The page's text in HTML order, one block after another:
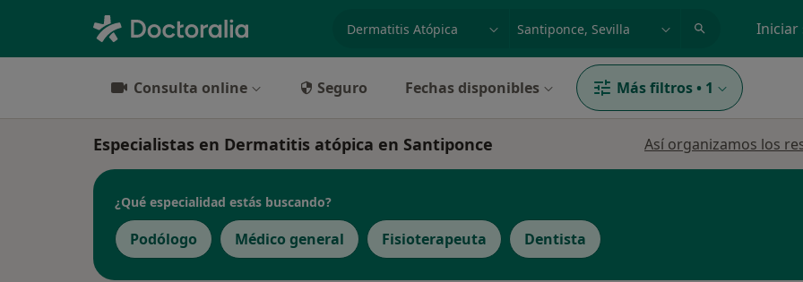
especialidad, enfermedad o nombre Iniciar
Consulta online Seguro Fechas disponibles Más filtros • 1
Especialistas en Dermatitis atópica en Santiponce Así organizamos los
¿Qué especialidad estás buscando?
Podólogo Médico general Fisioterapeuta Dentista